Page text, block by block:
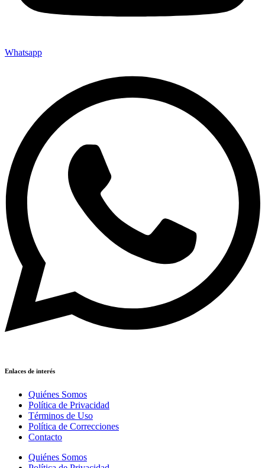
Whatsapp
Enlaces de interés
Quiénes Somos
Política de Privacidad
Términos de Uso
Política de Correcciones
Contacto
Quiénes Somos